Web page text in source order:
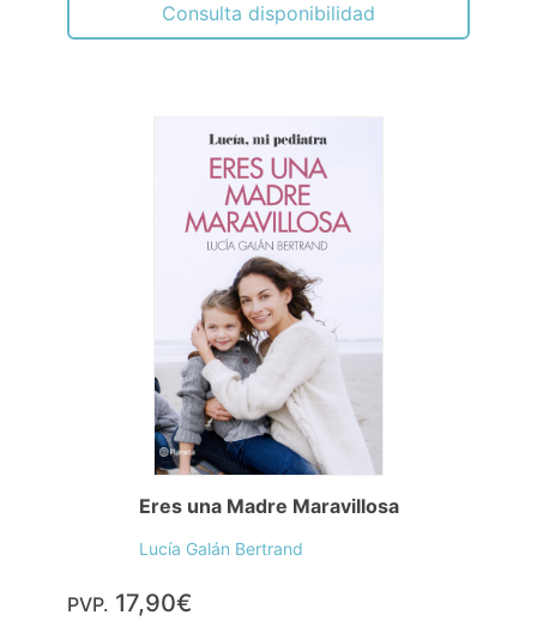
Consulta disponibilidad
Eres una Madre Maravillosa
Lucía Galán Bertrand
PVP. 17,90€